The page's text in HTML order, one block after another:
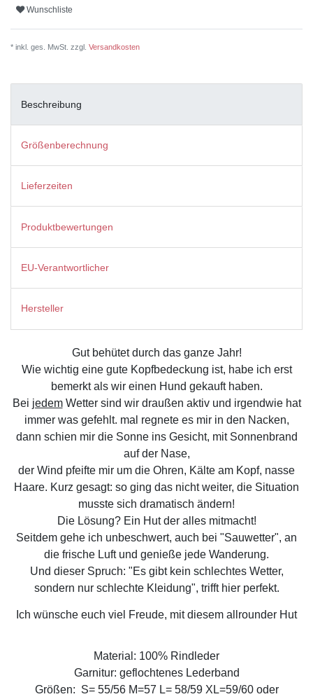
Wunschliste
* inkl. ges. MwSt. zzgl. Versandkosten
Beschreibung
Größenberechnung
Lieferzeiten
Produktbewertungen
EU-Verantwortlicher
Hersteller
Gut behütet durch das ganze Jahr!
Wie wichtig eine gute Kopfbedeckung ist, habe ich erst
bemerkt als wir einen Hund gekauft haben.
Bei jedemWetter sind wir draußen aktiv und irgendwie hat
immer was gefehlt. mal regnete es mir in den Nacken,
dann schien mir die Sonne ins Gesicht, mit Sonnenbrand
auf der Nase,
der Wind pfeifte mir um die Ohren, Kälte am Kopf, nasse
Haare. Kurz gesagt: so ging das nicht weiter, die Situation
musste sich dramatisch ändern!
Die Lösung? Ein Hut der alles mitmacht!
Seitdem gehe ich unbeschwert, auch bei "Sauwetter", an
die frische Luft und genieße jede Wanderung.
Und dieser Spruch: "Es gibt kein schlechtes Wetter,
sondern nur schlechte Kleidung", trifft hier perfekt.
Ich wünsche euch viel Freude, mit diesem allrounder Hut
Material: 100% Rindleder
Garnitur: geflochtenes Lederband
Größen: S= 55/56 M=57 L= 58/59 XL=59/60 oder